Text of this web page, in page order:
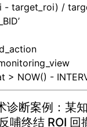
- target_roi) /
> NOW() -
诊断案例：某
哺终结 ROI 回